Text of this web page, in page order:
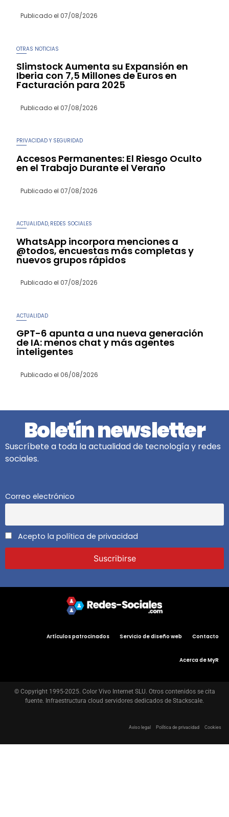
Publicado el 07/08/2026
OTRAS NOTICIAS
Slimstock Aumenta su Expansión en
Iberia con 7,5 Millones de Euros en
Facturación para 2025
Publicado el 07/08/2026
PRIVACIDAD Y SEGURIDAD
Accesos Permanentes: El Riesgo Oculto
en el Trabajo Durante el Verano
Publicado el 07/08/2026
ACTUALIDAD, REDES SOCIALES
WhatsApp incorpora menciones a
@todos, encuestas más completas y
nuevos grupos rápidos
Publicado el 07/08/2026
ACTUALIDAD
GPT-6 apunta a una nueva generación
de IA: menos chat y más agentes
inteligentes
Publicado el 06/08/2026
Boletín newsletter
Suscríbete a toda la actualidad de tecnología y redes
sociales.
Correo electrónico
Acepto la política de privacidad
Artículos patrocinados Servicio de diseño web Contacto
Acerca de MyR
© Copyright 1995-2025. Color Vivo Internet SLU. Otros contenidos se cita
fuente. Infraestructura cloud servidores dedicados de Stackscale.
Aviso legal Política de privacidad Cookies